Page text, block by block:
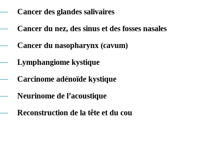
—
Cancer des glandes salivaires
—
Cancer du nez, des sinus et des fosses nasales
—
Cancer du nasopharynx (cavum)
—
Lymphangiome kystique
—
Carcinome adénoïde kystique
—
Neurinome de l’acoustique
—
Reconstruction de la tête et du cou